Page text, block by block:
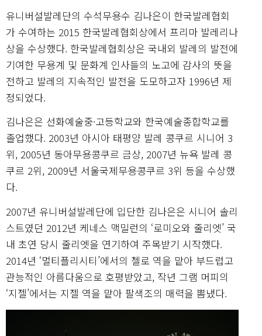
유니버설발레단의 수석무용수 김나은이 한국발레협회
가 수여하는 2015 한국발레협회상에서 프리마 발레리나
상을 수상했다. 한국발레협회상은 국내외 발레의 발전에
기여한 무용계 및 문화계 인사들의 노고에 감사의 뜻을
전하고 발레의 지속적인 발전을 도모하고자 1996년 제
정되었다.
김나은은 선화예술중·고등학교와 한국예술종합학교를
졸업했다. 2003년 아시아 태평양 발레 콩쿠르 시니어 3
위, 2005년 동아무용콩쿠르 금상, 2007년 뉴욕 발레 콩
쿠르 2위, 2009년 서울국제무용콩쿠르 3위 등을 수상했
다.
2007년 유니버설발레단에 입단한 김나은은 시니어 솔리
스트였던 2012년 케네스 맥밀런의 ‘로미오와 줄리엣’ 국
내 초연 당시 줄리엣을 연기하여 주목받기 시작했다.
2014년 ‘멀티플리시티’에서의 첼로 역을 맡아 부드럽고
관능적인 아름다움으로 호평받았고, 작년 그램 머피의
‘지젤’에서는 지젤 역을 맡아 팔색조의 매력을 뽐냈다.